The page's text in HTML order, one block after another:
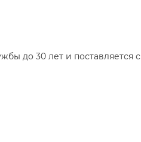
до 30 лет и поставляется с